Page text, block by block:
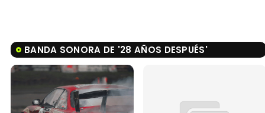
BANDA SONORA DE '28 AÑOS DESPUÉS'